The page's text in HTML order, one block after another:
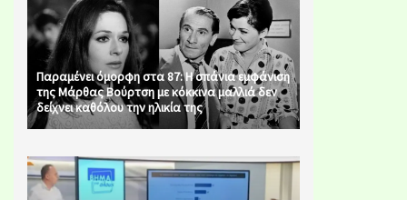
Παραμένει όμορφη στα 87: Η σπάνια εμφάνιση
της Μάρθας Βούρτση με κόκκινα μαλλιά δεν
δείχνει καθόλου την ηλικία της